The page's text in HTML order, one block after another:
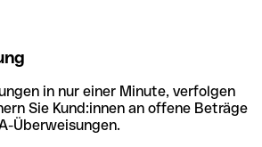
in nur einer Minute, verfolgen
Sie Kund:innen an offene Beträge
Überweisungen.